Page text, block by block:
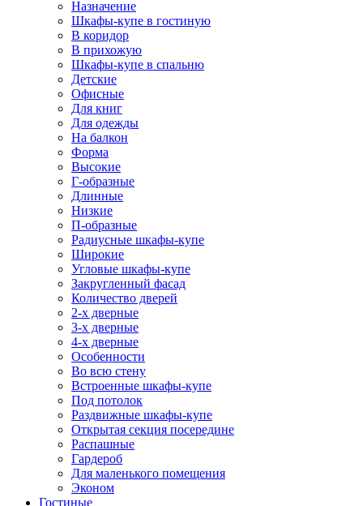
Назначение
Шкафы-купе в гостиную
В коридор
В прихожую
Шкафы-купе в спальню
Детские
Офисные
Для книг
Для одежды
На балкон
Форма
Высокие
Г-образные
Длинные
Низкие
П-образные
Радиусные шкафы-купе
Широкие
Угловые шкафы-купе
Закругленный фасад
Количество дверей
2-х дверные
3-х дверные
4-х дверные
Особенности
Во всю стену
Встроенные шкафы-купе
Под потолок
Раздвижные шкафы-купе
Открытая секция посередине
Распашные
Гардероб
Для маленького помещения
Эконом
Гостиные